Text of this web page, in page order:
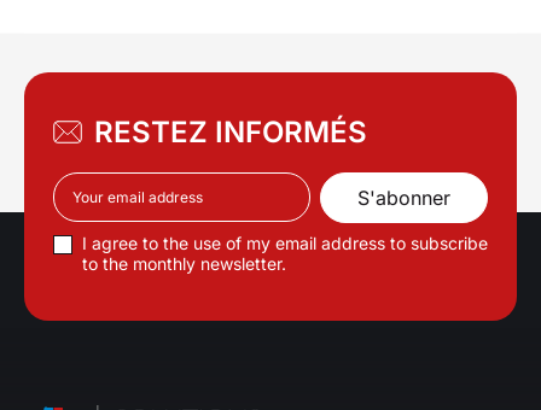
RESTEZ INFORMÉS
I agree to the use of my email address to subscribe
to the monthly newsletter.